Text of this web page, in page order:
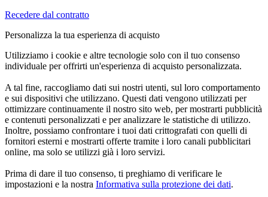
Recedere dal contratto
Personalizza la tua esperienza di acquisto
Utilizziamo i cookie e altre tecnologie solo con il tuo consenso
individuale per offrirti un'esperienza di acquisto personalizzata.
A tal fine, raccogliamo dati sui nostri utenti, sul loro comportamento
e sui dispositivi che utilizzano. Questi dati vengono utilizzati per
ottimizzare continuamente il nostro sito web, per mostrarti pubblicità
e contenuti personalizzati e per analizzare le statistiche di utilizzo.
Inoltre, possiamo confrontare i tuoi dati crittografati con quelli di
fornitori esterni e mostrarti offerte tramite i loro canali pubblicitari
online, ma solo se utilizzi già i loro servizi.
Prima di dare il tuo consenso, ti preghiamo di verificare le
impostazioni e la nostra Informativa sulla protezione dei dati.